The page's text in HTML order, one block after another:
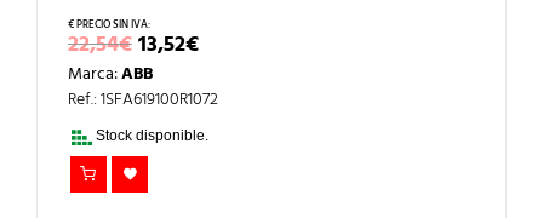
22,54€EL
PRECIO
ORIGINAL
ERA:
22,54€.
13,52€EL
PRECIO
ES:
Marca:ABB
Ref.: 1SFA619100R1072
Stock disponible.